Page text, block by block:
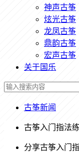
神声古筝
炫光古筝
龙凤古筝
鼎韵古筝
宏声古筝
关于国乐
古筝新闻
古筝入门指法
分享古筝入门